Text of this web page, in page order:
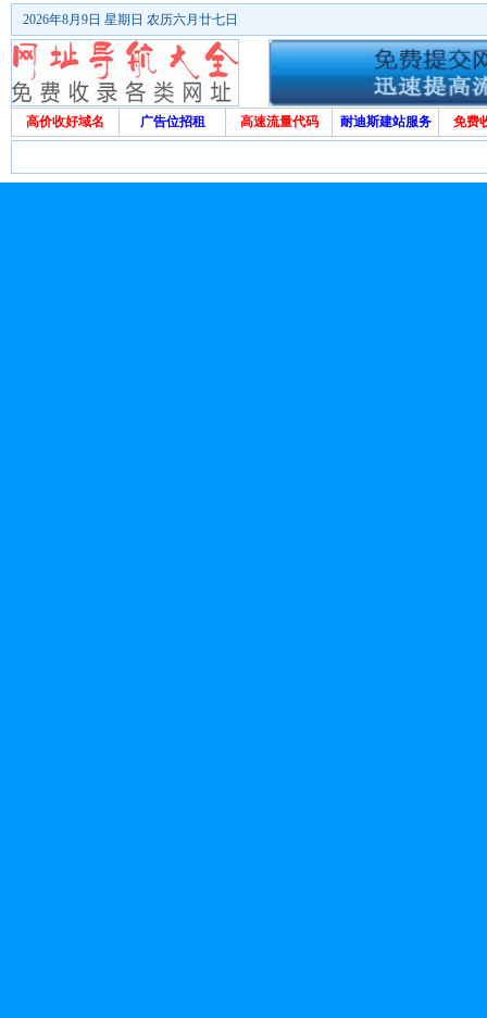
2026年8月9日 星期日 农历六月廿七日
高价收好域名 广告位招租 高速流量代码 耐迪斯建站服务 免费